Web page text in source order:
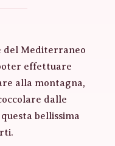
del Mediterraneo
effettuare
alla montagna,
dalle
bellissima